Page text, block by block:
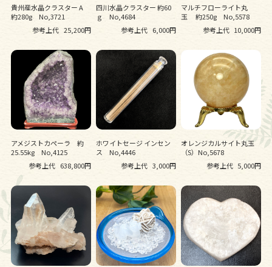
貴州産水晶クラスター A
約280g No,3721
参考上代 25,200円
四川水晶クラスター 約60
ｇ No,4684
参考上代 6,000円
マルチフローライト丸
玉 約250g No,5578
参考上代 10,000円
アメジストカペーラ 約
25.55kg No,4125
参考上代 638,800円
ホワイトセージ インセン
ス No,4446
参考上代 3,000円
オレンジカルサイト丸玉
（S）No,5678
参考上代 5,000円